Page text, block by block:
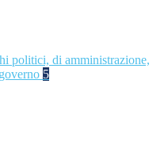
politici, di amministrazione,
5